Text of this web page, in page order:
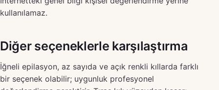
kullanılamaz.
Diğer seçeneklerle karşılaştırma
İğneli epilasyon, az sayıda ve açık renkli kıllarda farklı
bir seçenek olabilir; uygunluk profesyonel